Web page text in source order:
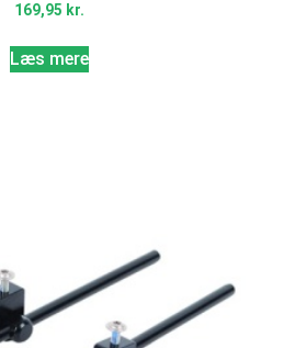
169,95 kr.
Læs mere